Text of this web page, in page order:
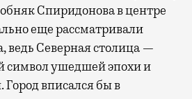
Спиридонова в центре
еще рассматривали
ведь Северная столица —
символ ушедшей эпохи и
Город вписался бы в